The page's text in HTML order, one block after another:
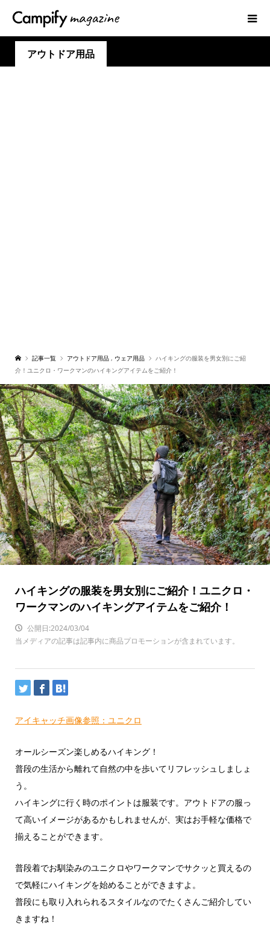
アウトドア用品
記事一覧 アウトドア用品 , ウェア用品
ハイキングの服装を男女別にご紹
介！ユニクロ・ワークマンのハイキングアイテムをご紹介！
ハイキングの服装を男女別にご紹介！ユニクロ・
ワークマンのハイキングアイテムをご紹介！
公開日:2024/03/04
当メディアの記事は記事内に商品プロモーションが含まれています。
アイキャッチ画像参照：ユニクロ
オールシーズン楽しめるハイキング！
普段の生活から離れて自然の中を歩いてリフレッシュしましょ
う。
ハイキングに行く時のポイントは服装です。アウトドアの服っ
て高いイメージがあるかもしれませんが、実はお手軽な価格で
揃えることができます。
普段着でお馴染みのユニクロやワークマンでサクッと買えるの
で気軽にハイキングを始めることができますよ。
普段にも取り入れられるスタイルなのでたくさんご紹介してい
きますね！